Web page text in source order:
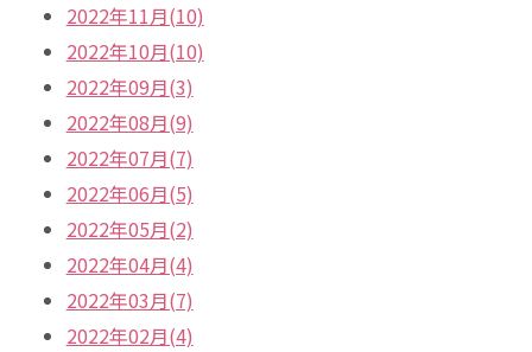
2022年11月(10)
2022年10月(10)
2022年09月(3)
2022年08月(9)
2022年07月(7)
2022年06月(5)
2022年05月(2)
2022年04月(4)
2022年03月(7)
2022年02月(4)